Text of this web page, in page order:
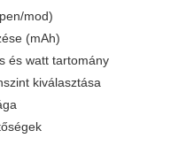
mod)
(mAh)
és watt tartomány
kiválasztása